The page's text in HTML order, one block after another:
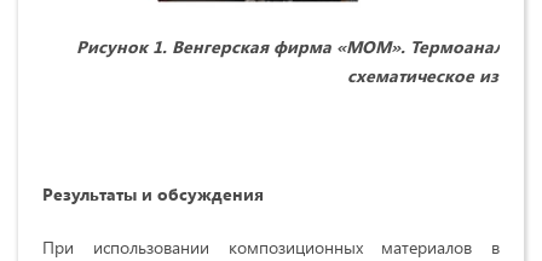
Рисунок 1. Венгерская фирма «MOM».
схематическое
Результаты и обсуждения
При использовании композиционных материалов в